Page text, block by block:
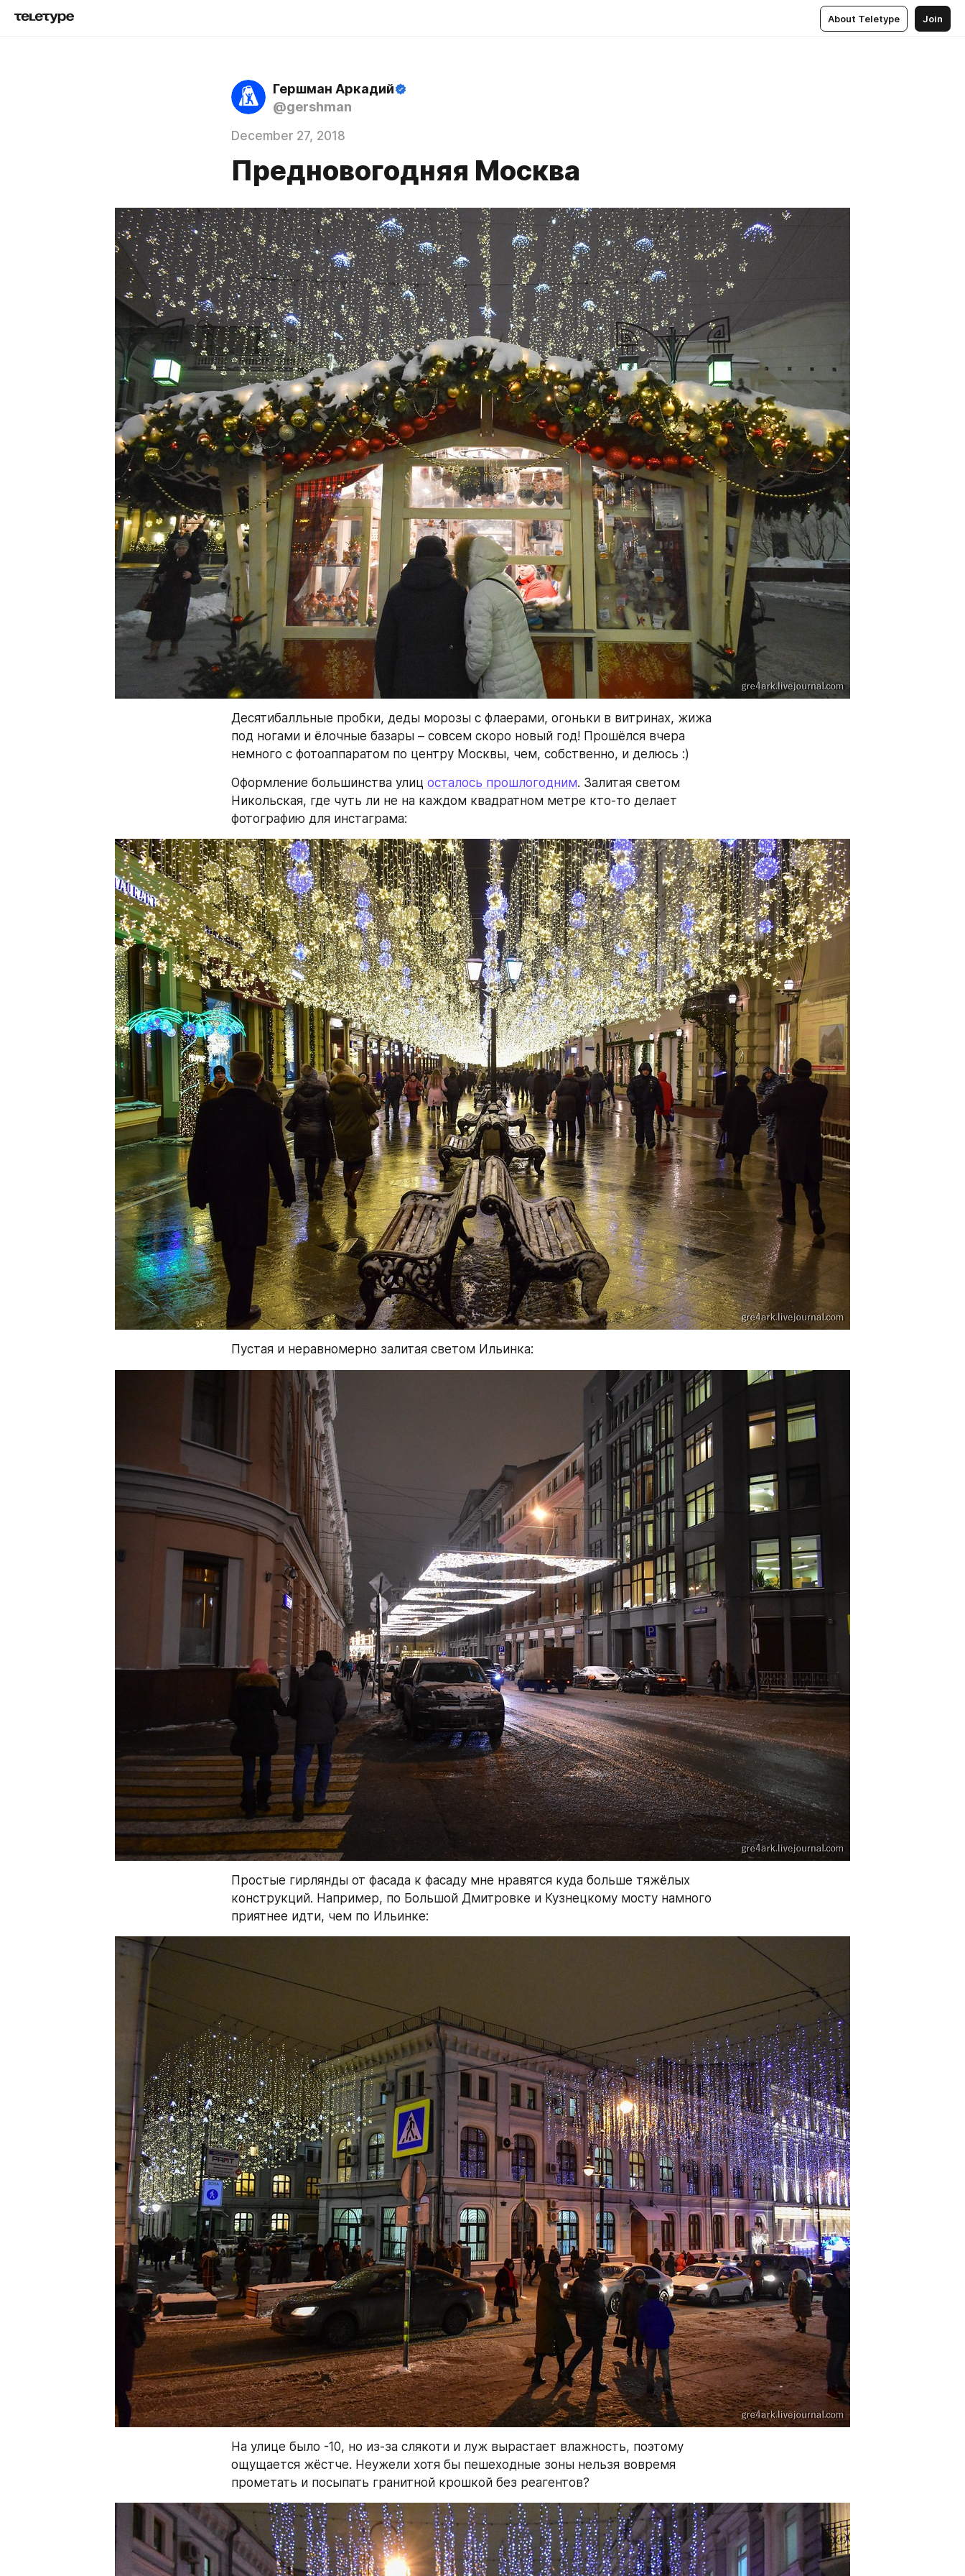
About Teletype Join
Гершман Аркадий
@gershman
December 27, 2018
Предновогодняя Москва
Десятибалльные пробки, деды морозы с флаерами, огоньки в витринах, жижа
под ногами и ёлочные базары – совсем скоро новый год! Прошёлся вчера
немного с фотоаппаратом по центру Москвы, чем, собственно, и делюсь :)
Оформление большинства улиц осталось прошлогодним. Залитая светом
Никольская, где чуть ли не на каждом квадратном метре кто-то делает
фотографию для инстаграма:
Пустая и неравномерно залитая светом Ильинка:
Простые гирлянды от фасада к фасаду мне нравятся куда больше тяжёлых
конструкций. Например, по Большой Дмитровке и Кузнецкому мосту намного
приятнее идти, чем по Ильинке:
На улице было -10, но из-за слякоти и луж вырастает влажность, поэтому
ощущается жёстче. Неужели хотя бы пешеходные зоны нельзя вовремя
прометать и посыпать гранитной крошкой без реагентов?